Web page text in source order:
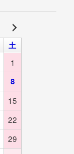
土
1
8
15
22
29